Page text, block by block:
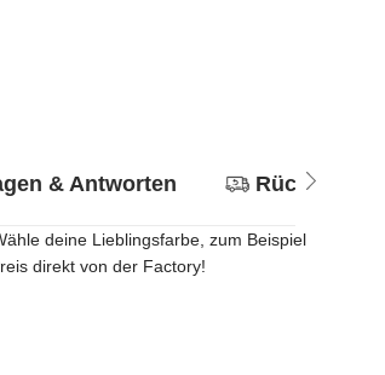
& Antworten
deine Lieblingsfarbe, zum Beispiel
direkt von der Factory!